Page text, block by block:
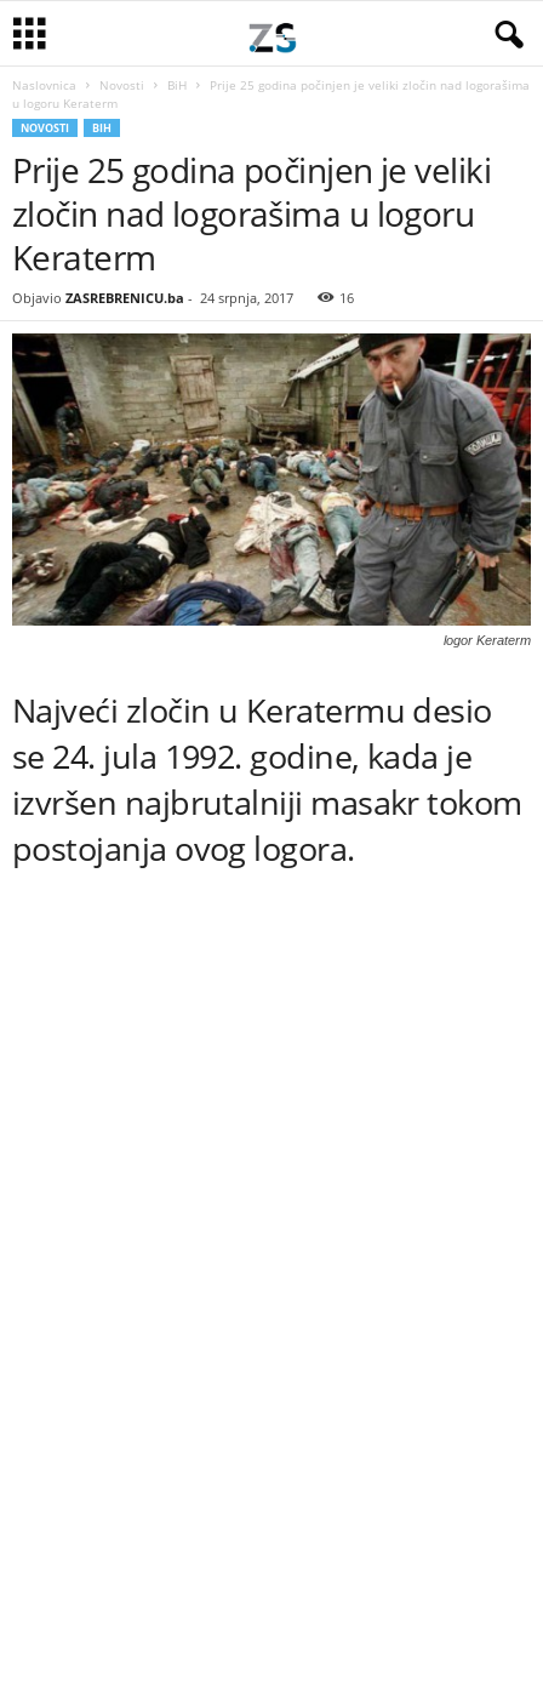
Naslovnica Novosti BiH
Prije 25 godina počinjen je veliki zločin nad logorašima
u logoru Keraterm
NOVOSTI BIH
Prije 25 godina počinjen je veliki
zločin nad logorašima u logoru
Keraterm
Objavio ZASREBRENICU.ba - 24 srpnja, 2017 16
logor Keraterm
Najveći zločin u Keratermu desio
se 24. jula 1992. godine, kada je
izvršen najbrutalniji masakr tokom
postojanja ovog logora.